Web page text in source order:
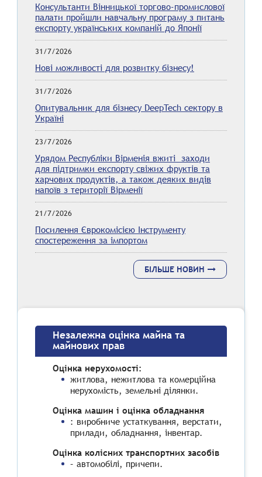
Консультанти Вінницької торгово-промислової
палати пройшли навчальну програму з питань
експорту українських компаній до Японії
31/7/2026
Нові можливості для розвитку бізнесу!
31/7/2026
Опитувальник для бізнесу DeepTech сектору в
Україні
23/7/2026
Урядом Республіки Вірменія вжиті заходи
для підтримки експорту свіжих фруктів та
харчових продуктів, а також деяких видів
напоїв з території Вірменії
21/7/2026
Посилення Єврокомісією Інструменту
спостереження за імпортом
БІЛЬШЕ НОВИН
Незалежна оцінка майна та
майнових прав
Оцінка нерухомості:
житлова, нежитлова та комерційна
нерухомість, земельні ділянки.
Оцінка машин і оцінка обладнання
: виробниче устаткування, верстати,
прилади, обладнання, інвентар.
Оцінка колісних транспортних засобів
– автомобілі, причепи.